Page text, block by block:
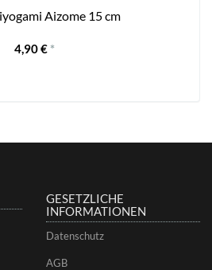
Aizome 15 cm
4,90 € *
GESETZLICHE
INFORMATIONEN
Datenschutz
AGB